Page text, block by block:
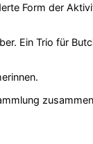
Form der
Ein Trio für